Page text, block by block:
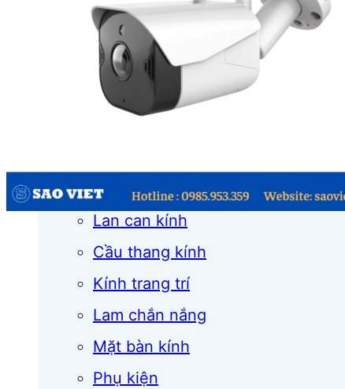
Cửa cuốn
Cửa kính
Mái kính
Lan can kính
Cầu thang kính
Kính trang trí
Lam chắn nắng
Mặt bàn kính
Phụ kiện